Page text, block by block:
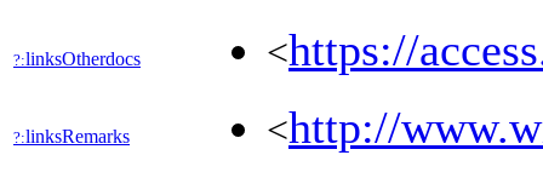
?:linksOtherdocs <https://
?:linksRemarks <http://